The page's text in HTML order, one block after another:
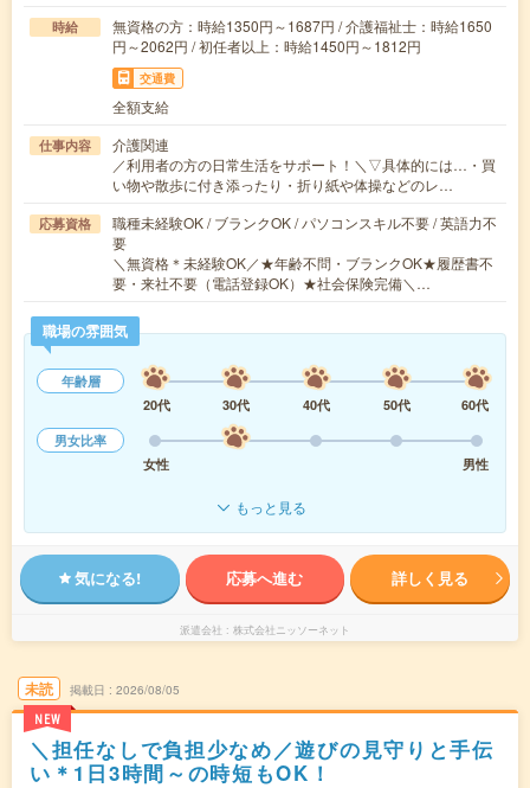
時給
無資格の方：時給1350円～1687円 / 介護福祉士：時給1650
円～2062円 / 初任者以上：時給1450円～1812円
交通費
全額支給
仕事内容
介護関連
／利用者の方の日常生活をサポート！＼▽具体的には…・買
い物や散歩に付き添ったり・折り紙や体操などのレ…
応募資格
職種未経験OK / ブランクOK / パソコンスキル不要 / 英語力不
要
＼無資格＊未経験OK／★年齢不問・ブランクOK★履歴書不
要・来社不要（電話登録OK）★社会保険完備＼…
職場の雰囲気
年齢層
20代
30代 40代 50代
60代
男女比率
女性
男性
もっと見る
気になる! 応募へ進む 詳しく見る
派遣会社 株式会社ニッソーネット
未読
NEW
掲載日 2026/08/05
＼担任なしで負担少なめ／遊びの見守りと手伝
い＊1日3時間～の時短もOK！